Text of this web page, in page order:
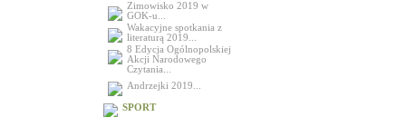
Zimowisko 2019 w
GOK-u...
Wakacyjne spotkania z
literaturą 2019...
8 Edycja Ogólnopolskiej
Akcji Narodowego
Czytania...
Andrzejki 2019...
SPORT